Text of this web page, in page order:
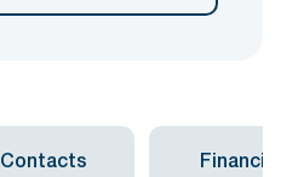
Contacts Financial